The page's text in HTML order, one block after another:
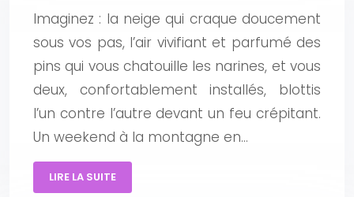
Imaginez : la neige qui craque doucement
sous vos pas, l’air vivifiant et parfumé des
pins qui vous chatouille les narines, et vous
deux, confortablement installés, blottis
l’un contre l’autre devant un feu crépitant.
Un weekend à la montagne en…
LIRE LA SUITE